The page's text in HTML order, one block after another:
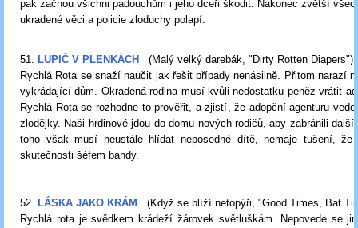
pak začnou všichni padouchům i jeho dceři škodit. Nakonec zvětší
ukradené věci a policie zloduchy polapí.
51. LUPIČ V PLENKÁCH
(Malý velký darebák, "Dirty Rotten Diapers")
Rychlá Rota se snaží naučit jak řešit případy nenásilně. Přitom narazí
vykrádající dům. Okradená rodina musí kvůli nedostatku peněz vrátit
Rychlá Rota se rozhodne to prověřit, a zjistí, že adopční agenturu
zlodějky. Naši hrdinové jdou do domu nových rodičů, aby zabránili
toho však musí neustále hlídat neposedné dítě, nemaje tušení,
skutečnosti šéfem bandy.
52. LÁSKA JAKO KRÁM (Když se blíží netopýři, "Good Times, Bat
Rychlá rota je svědkem krádeží žárovek světluškám. Nepovede se